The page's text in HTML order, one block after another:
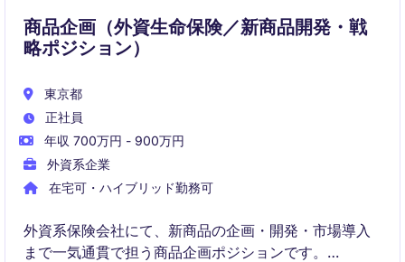
商品企画（外資生命保険／新商品開発・戦
略ポジション）
東京都
正社員
年収 700万円 - 900万円
外資系企業
在宅可・ハイブリッド勤務可
外資系保険会社にて、新商品の企画・開発・市場導入
まで一気通貫で担う商品企画ポジションです。